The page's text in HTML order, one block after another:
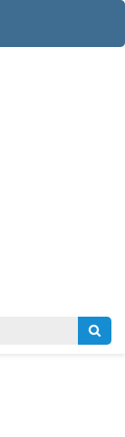
Zoeken
naar: